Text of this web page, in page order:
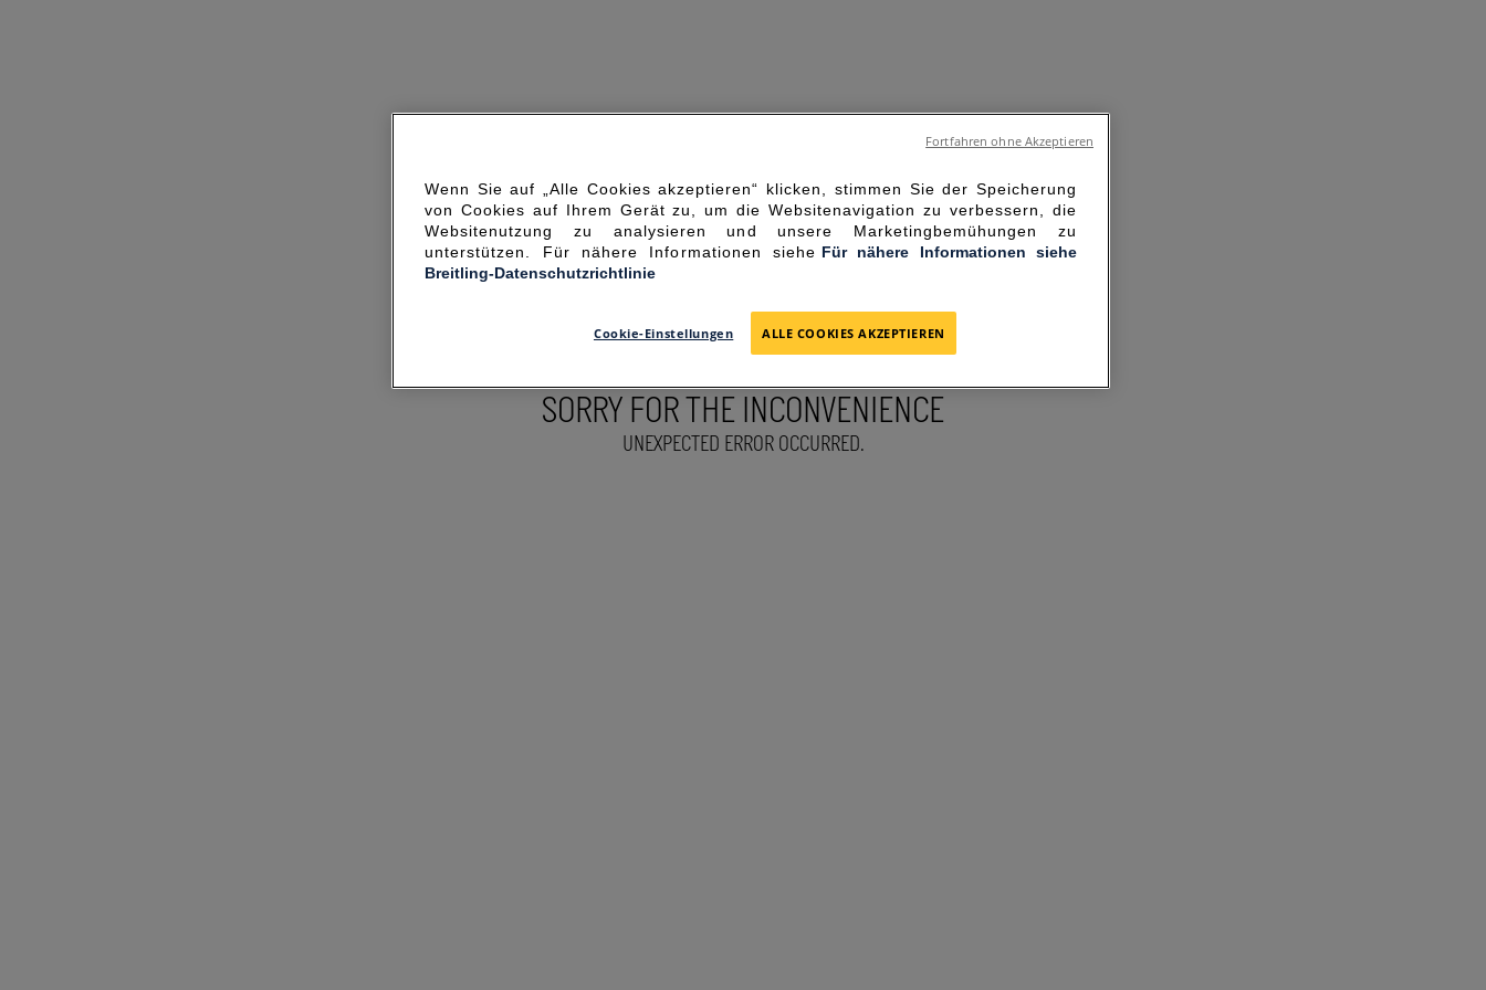
SORRY FOR THE INCONVENIENCE
UNEXPECTED ERROR OCCURRED.
Wenn Sie auf „Alle Cookies akzeptieren“ klicken, stimmen Sie der Speicherung
von Cookies auf Ihrem Gerät zu, um die Websitenavigation zu verbessern, die
Websitenutzung zu analysieren und unsere Marketingbemühungen zu
unterstützen. Für nähere Informationen siehe Für nähere Informationen siehe
Breitling-Datenschutzrichtlinie
Cookie-Einstellungen ALLE COOKIES AKZEPTIEREN
Fortfahren ohne Akzeptieren